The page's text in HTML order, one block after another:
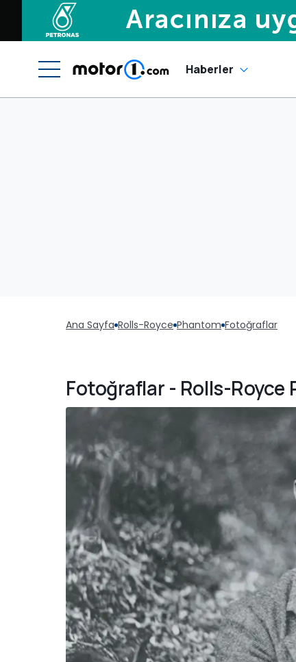
Haberler
Ana Sayfa Rolls-Royce Phantom Fotoğraflar
Fotoğraflar - Rolls-